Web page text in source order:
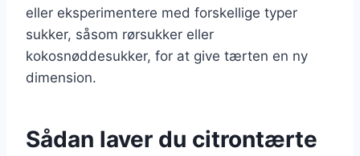
eller eksperimentere med forskellige typer
sukker, såsom rørsukker eller
kokosnøddesukker, for at give tærten en ny
dimension.
Sådan laver du citrontærte